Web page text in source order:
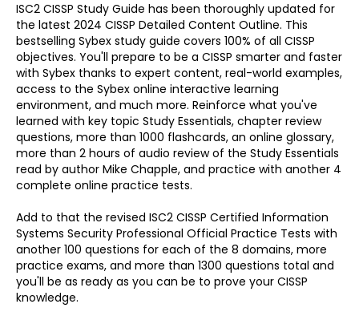
ISC2 CISSP Study Guide has been thoroughly updated for
the latest 2024 CISSP Detailed Content Outline. This
bestselling Sybex study guide covers 100% of all CISSP
objectives. You'll prepare to be a CISSP smarter and faster
with Sybex thanks to expert content, real-world examples,
access to the Sybex online interactive learning
environment, and much more. Reinforce what you've
learned with key topic Study Essentials, chapter review
questions, more than 1000 flashcards, an online glossary,
more than 2 hours of audio review of the Study Essentials
read by author Mike Chapple, and practice with another 4
complete online practice tests.
Add to that the revised ISC2 CISSP Certified Information
Systems Security Professional Official Practice Tests with
another 100 questions for each of the 8 domains, more
practice exams, and more than 1300 questions total and
you'll be as ready as you can be to prove your CISSP
knowledge.